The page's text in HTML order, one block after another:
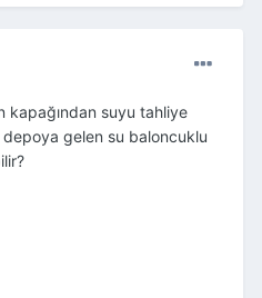
kapağından suyu tahliye
depoya gelen su baloncuklu